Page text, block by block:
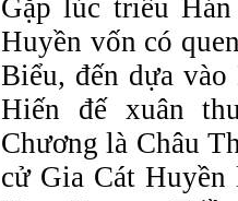
Gặp lúc triều
Huyền vốn có
Biểu, đến dựa
Hiến đế xuân
Chương là Châu
cử Gia Cát